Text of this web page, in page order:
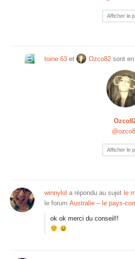
Afficher le
toine 63 et Ozco82 sont
Afficher le
winnylol a répondu au sujet le
le forum Australie – le pays-
ok ok merci du conseil!!